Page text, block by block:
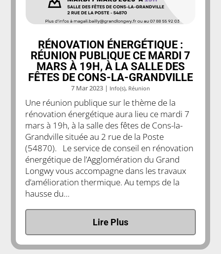
RÉNOVATION ÉNERGÉTIQUE :
RÉUNION PUBLIQUE CE MARDI 7
MARS À 19H, À LA SALLE DES
FÊTES DE CONS-LA-GRANDVILLE
7 Mar 2023 | Info(s), Réunion
Une réunion publique sur le thème de la
rénovation énergétique aura lieu ce mardi 7
mars à 19h, à la salle des fêtes de Cons-la-
Grandville située au 2 rue de la Poste
(54870). Le service de conseil en rénovation
énergétique de l’Agglomération du Grand
Longwy vous accompagne dans les travaux
d’amélioration thermique. Au temps de la
hausse du...
Lire Plus